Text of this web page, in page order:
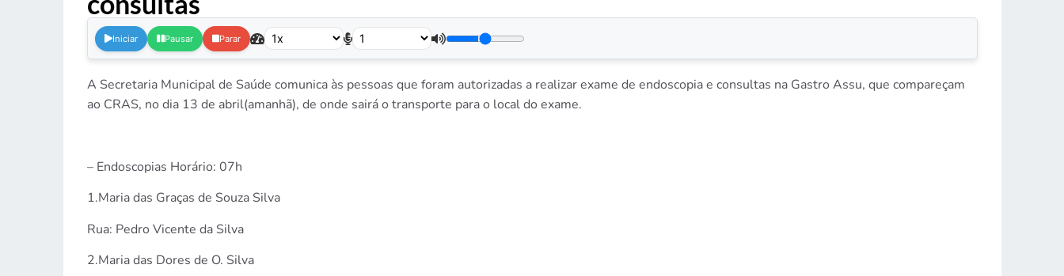
Iniciar Pausar Parar
A Secretaria Municipal de Saúde comunica às pessoas que foram autorizadas a realizar exame de endoscopia e consultas na Gastro Assu, que compareçam
ao CRAS, no dia 13 de abril(amanhã), de onde sairá o transporte para o local do exame.
– Endoscopias Horário: 07h
1.Maria das Graças de Souza Silva
Rua: Pedro Vicente da Silva
2.Maria das Dores de O. Silva